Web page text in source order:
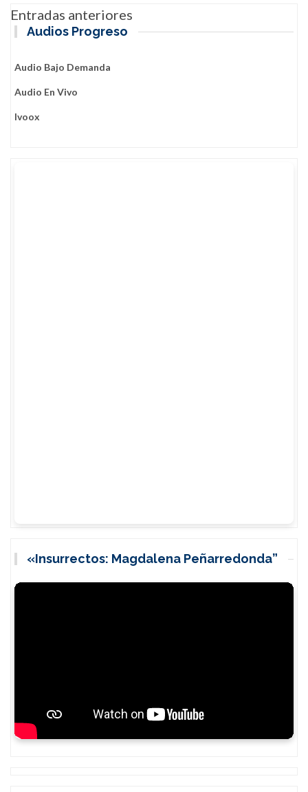
Navegación
de
entradas
Entradas anteriores
Audios Progreso
Audio Bajo Demanda
Audio En Vivo
Ivoox
«Insurrectos: Magdalena Peñarredonda”